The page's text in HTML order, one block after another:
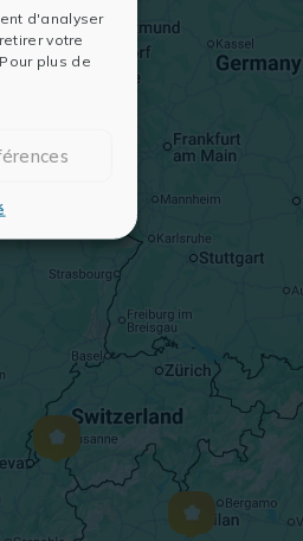
d'analyser
votre
plus de